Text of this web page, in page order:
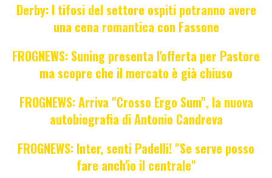
Derby: I tifosi del settore ospiti potranno avere
una cena romantica con Fassone
FROGNEWS: Suning presenta l'offerta per Pastore
ma scopre che il mercato è già chiuso
FROGNEWS: Arriva "Crosso Ergo Sum", la nuova
autobiografia di Antonio Candreva
FROGNEWS: Inter, senti Padelli! "Se serve posso
fare anch'io il centrale"